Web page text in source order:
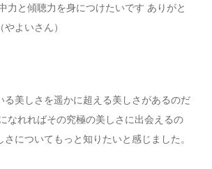
力と傾聴力を身につけたいです ありがと
よいさん）
る美しさを遥かに超える美しさがあるのだ
なれればその究極の美しさに出会えるの
についてもっと知りたいと感じました。